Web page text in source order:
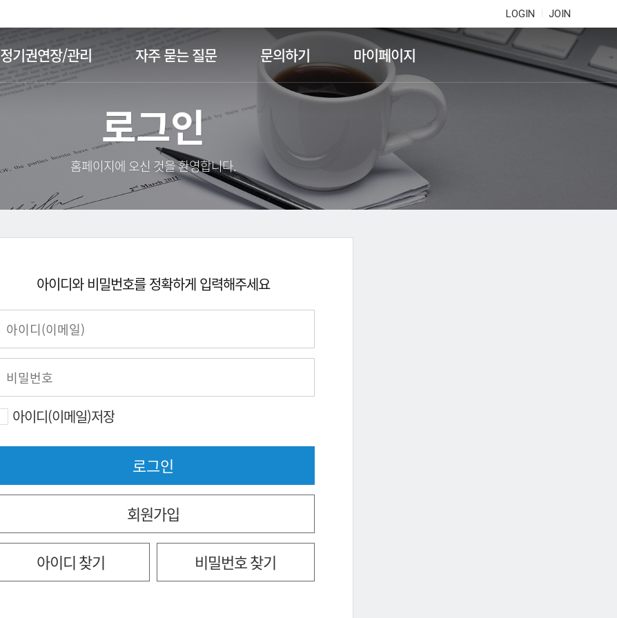
LOGIN JOIN
정기권연장/관리 자주 묻는 질문 문의하기 마이페이지
로그인
홈페이지에 오신 것을 환영합니다.
아이디와 비밀번호를 정확하게 입력해주세요
아이디(이메일)저장
회원가입
아이디 찾기 비밀번호 찾기